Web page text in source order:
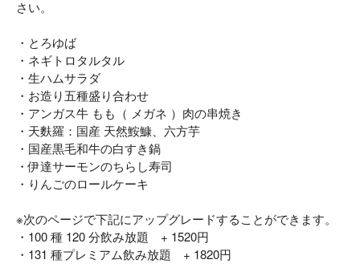
さい。
・とろゆば
・ネギトロタルタル
・生ハムサラダ
・お造り五種盛り合わせ
・アンガス牛 もも（ メガネ ）肉の串焼き
・天麩羅：国産 天然鮟鱇、六方芋
・国産黒毛和牛の白すき鍋
・伊達サーモンのちらし寿司
・りんごのロールケーキ
※次のページで下記にアップグレードすることができます。
・100 種 120 分飲み放題 + 1520円
・131 種プレミアム飲み放題 + 1820円